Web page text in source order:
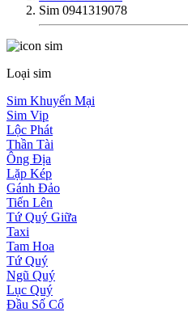
Sim 0941319078
Loại sim
Sim Khuyến Mại
Sim Vip
Lộc Phát
Thần Tài
Ông Địa
Lặp Kép
Gánh Đảo
Tiến Lên
Tứ Quý Giữa
Taxi
Tam Hoa
Tứ Quý
Ngũ Quý
Lục Quý
Đầu Số Cổ